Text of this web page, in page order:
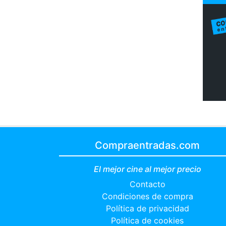
Compraentradas.com
El mejor cine al mejor precio
Contacto
Condiciones de compra
Política de privacidad
Política de cookies